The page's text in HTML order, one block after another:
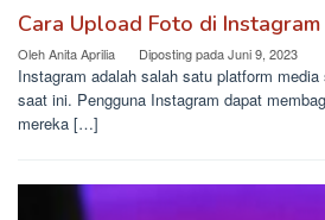
Cara Upload Foto di
OlehAnita Aprilia Diposting padaJuni 9, 2023
Instagram adalah salah satu platform
saat ini. Pengguna Instagram dapat
mereka […]